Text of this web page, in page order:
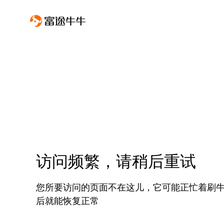
访问频繁，请稍后重试
您所要访问的页面不在这儿，它可能正忙着刷
后就能恢复正常